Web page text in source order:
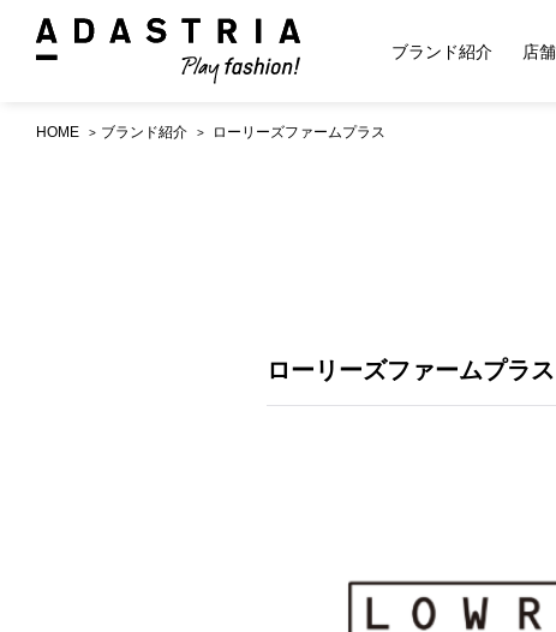
ブランド紹介 店
HOME ブランド紹介 ローリーズファームプラス
ローリーズファームプラス